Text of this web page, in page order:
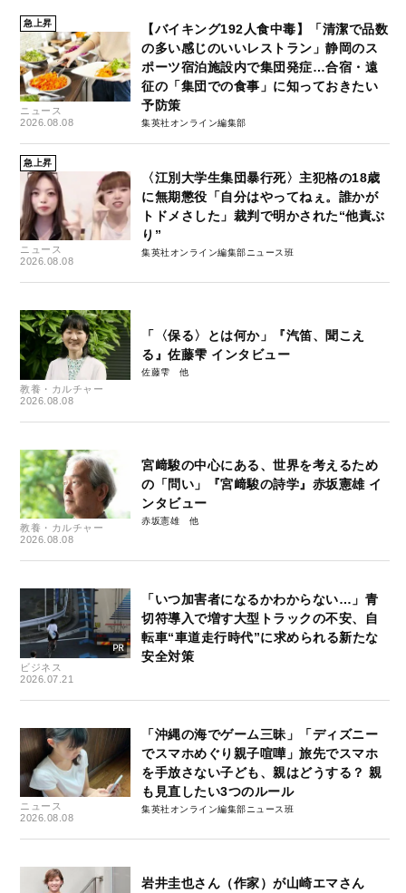
急上昇
ニュース
2026.08.08
【バイキング192人食中毒】「清潔で品数
の多い感じのいいレストラン」静岡のス
ポーツ宿泊施設内で集団発症…合宿・遠
征の「集団での食事」に知っておきたい
予防策
集英社オンライン編集部
急上昇
ニュース
2026.08.08
〈江別大学生集団暴行死〉主犯格の18歳
に無期懲役「自分はやってねぇ。誰かが
トドメさした」裁判で明かされた“他責ぶ
り”
集英社オンライン編集部ニュース班
教養・カルチャー
2026.08.08
「〈保る〉とは何か」『汽笛、聞こえ
る』佐藤雫 インタビュー
佐藤雫
教養・カルチャー
2026.08.08
宮﨑駿の中心にある、世界を考えるため
の「問い」『宮﨑駿の詩学』赤坂憲雄 イ
ンタビュー
赤坂憲雄
ビジネス
2026.07.21
「いつ加害者になるかわからない…」青
切符導入で増す大型トラックの不安、自
転車“車道走行時代”に求められる新たな
安全対策
ニュース
2026.08.08
「沖縄の海でゲーム三昧」「ディズニー
でスマホめぐり親子喧嘩」旅先でスマホ
を手放さない子ども、親はどうする？ 親
も見直したい3つのルール
集英社オンライン編集部ニュース班
岩井圭也さん（作家）が山崎エマさん